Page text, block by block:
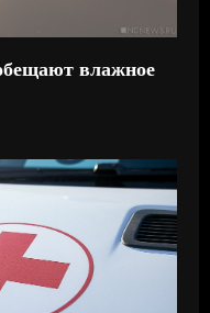
влажное